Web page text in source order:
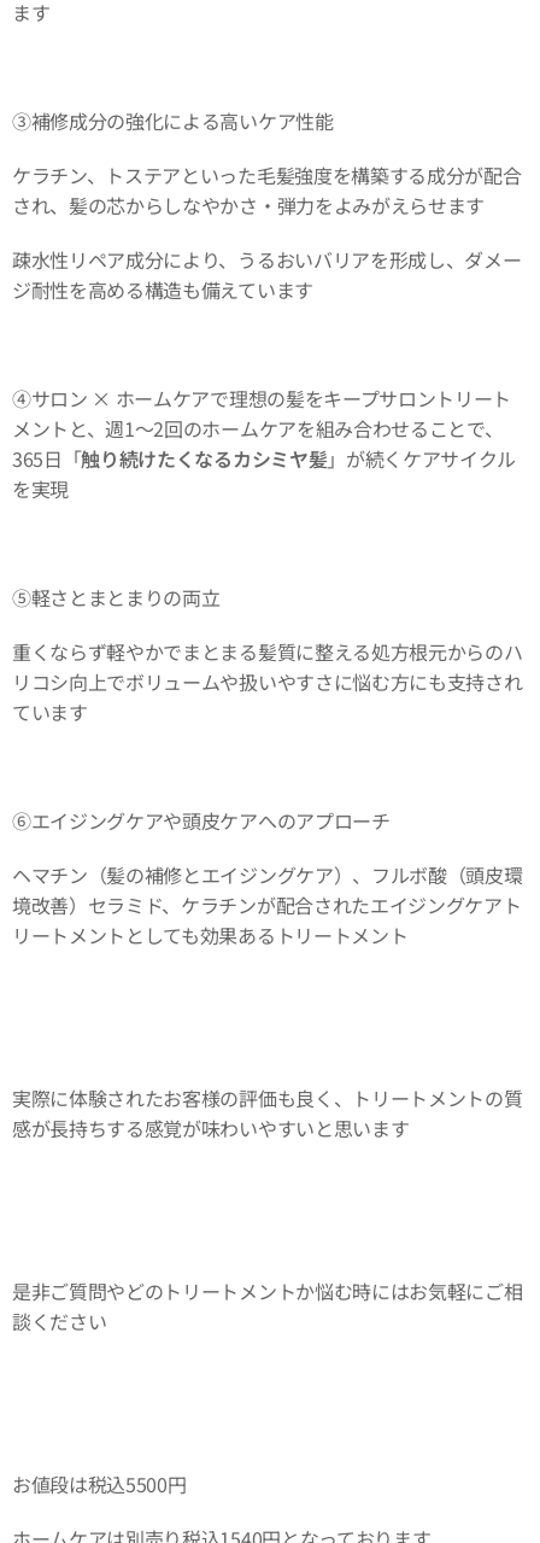
ます
③補修成分の強化による高いケア性能
ケラチン、トステアといった毛髪強度を構築する成分が配合
され、髪の芯からしなやかさ・弾力をよみがえらせます
疎水性リペア成分により、うるおいバリアを形成し、ダメー
ジ耐性を高める構造も備えています
④サロン × ホームケアで理想の髪をキープサロントリート
メントと、週1～2回のホームケアを組み合わせることで、
365日「触り続けたくなるカシミヤ髪」が続くケアサイクル
を実現
⑤軽さとまとまりの両立
重くならず軽やかでまとまる髪質に整える処方根元からのハ
リコシ向上でボリュームや扱いやすさに悩む方にも支持され
ています
⑥エイジングケアや頭皮ケアへのアプローチ
ヘマチン（髪の補修とエイジングケア）、フルボ酸（頭皮環
境改善）セラミド、ケラチンが配合されたエイジングケアト
リートメントとしても効果あるトリートメント👍
実際に体験されたお客様の評価も良く、トリートメントの質
感が長持ちする感覚が味わいやすいと思います
是非ご質問やどのトリートメントか悩む時にはお気軽にご相
談ください 😊
お値段は税込5500円